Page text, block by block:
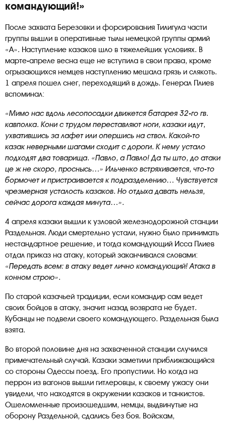
командующий!»
После захвата Березовки и форсирования Тилигула части
группы вышли в оперативные тылы немецкой группы армий
«А». Наступление казаков шло в тяжелейших условиях. В
марте-апреле весна еще не вступила в свои права, кроме
огрызающихся немцев наступлению мешала грязь и слякоть.
1 апреля пошел снег, переходящий в дождь. Генерал Плиев
вспоминал:
«Мимо нас вдоль лесопосадки движется батарея 32-го гв.
кавполка. Кони с трудом переставляют ноги, казаки идут,
ухватившись за лафет или опершись на ствол. Какой-то
казак неверными шагами сходит с дороги. К нему устало
подходят два товарища. «Павло, а Павло! Да ты што, до атаки
це ж не скоро, проснысь…» Ильченко встряхивается, что-то
бормочет и пристраивается к подразделению… Чувствуется
чрезмерная усталость казаков. Но отдыха давать нельзя,
сейчас дорога каждая минута…».
4 апреля казаки вышли к узловой железнодорожной станции
Раздельная. Люди смертельно устали, нужно было принимать
нестандартное решение, и тогда командующий Исса Плиев
отдал приказ на атаку, который заканчивался словами:
«Передать всем: в атаку ведет лично командующий! Атака в
конном строю».
По старой казачьей традиции, если командир сам ведет
своих бойцов в атаку, значит назад возврата не будет.
Кубанцы не подвели своего командующего. Раздельная была
взята.
Во второй половине дня на захваченной станции случился
примечательный случай. Казаки заметили приближающийся
со стороны Одессы поезд. Его пропустили. Но когда на
перрон из вагонов вышли гитлеровцы, к своему ужасу они
увидели, что находятся в окружении казаков и танкистов.
Ошеломленные произошедшим, немцы, выдвинутые на
оборону Раздельной, сдались без боя. Войскам,